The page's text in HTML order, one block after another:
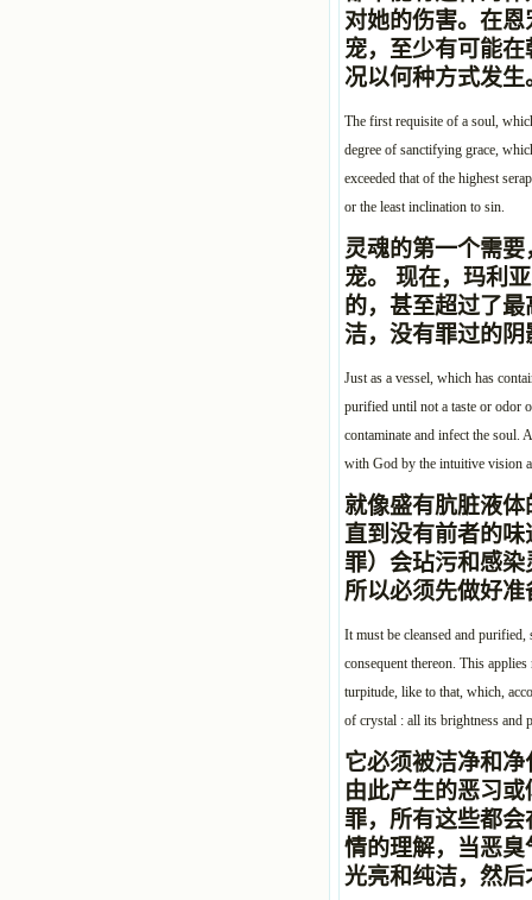
对她的伤害。在
宠，至少有可能
况以何种方式发生
The first requisite of a soul,
degree of sanctifying grace,
exceeded that of the highest
or the least inclination to sin.
灵魂的第一个需
宠。 现在，玛利
的，甚至超过了
洁，没有罪过的
Just as a vessel, which has
purified until not a taste or odor
contaminate and infect the soul.
with God by the intuitive vision
就像盛有肮脏液
直到没有前者的
罪）会玷污和感
所以必须先做好
It must be cleansed and
consequent thereon. This
turpitude, like to that, which,
of crystal : all its brightness and
它必须被洁净和
由此产生的恶习
罪，所有这些都
情的理解，当恶
光亮和纯洁，然